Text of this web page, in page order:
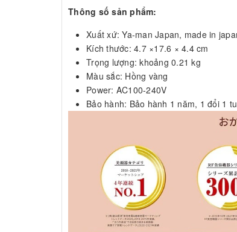
Thông số sản phẩm:
Xuất xứ: Ya-man Japan, made in
Kích thước: 4.7 ×17.6 × 4.4 cm
Trọng lượng: khoảng 0.21 kg
Màu sắc: Hồng vàng
Power: AC100-240V
Bảo hành: Bảo hành 1 năm, 1 đổi 1